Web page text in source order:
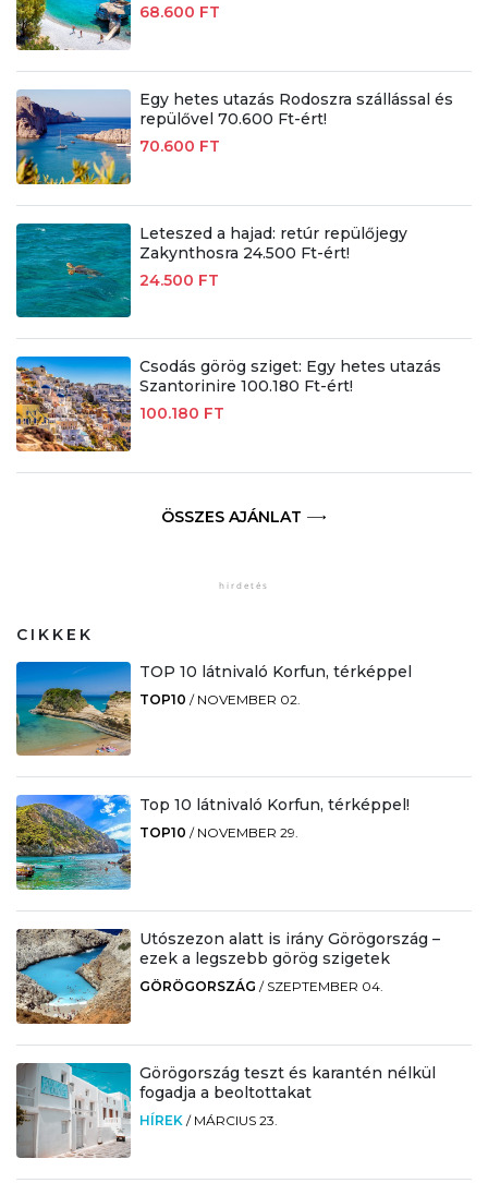
68.600 FT
Egy hetes utazás Rodoszra szállással és
repülővel 70.600 Ft-ért!
70.600 FT
Leteszed a hajad: retúr repülőjegy
Zakynthosra 24.500 Ft-ért!
24.500 FT
Csodás görög sziget: Egy hetes utazás
Szantorinire 100.180 Ft-ért!
100.180 FT
ÖSSZES AJÁNLAT
CIKKEK
TOP 10 látnivaló Korfun, térképpel
TOP10 / NOVEMBER 02.
Top 10 látnivaló Korfun, térképpel!
TOP10 / NOVEMBER 29.
Utószezon alatt is irány Görögország –
ezek a legszebb görög szigetek
GÖRÖGORSZÁG / SZEPTEMBER 04.
Görögország teszt és karantén nélkül
fogadja a beoltottakat
HÍREK / MÁRCIUS 23.